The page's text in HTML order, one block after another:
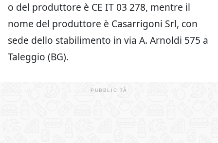
o del produttore è CE IT 03 278, mentre il
nome del produttore è Casarrigoni Srl, con
sede dello stabilimento in via A. Arnoldi 575 a
Taleggio (BG).